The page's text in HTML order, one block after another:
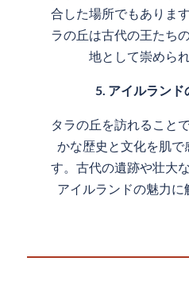
合した場所でもありま
ラの丘は古代の王たち
地として崇めら
5. アイルランド
タラの丘を訪れること
かな歴史と文化を肌で
す。古代の遺跡や壮大
アイルランドの魅力に